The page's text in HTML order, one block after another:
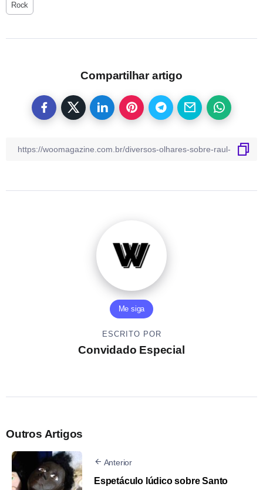
Rock
Compartilhar artigo
Me siga
ESCRITO POR
Convidado Especial
Outros Artigos
Anterior
Espetáculo lúdico sobre Santo